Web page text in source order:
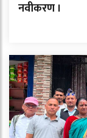
नवीकरण ।